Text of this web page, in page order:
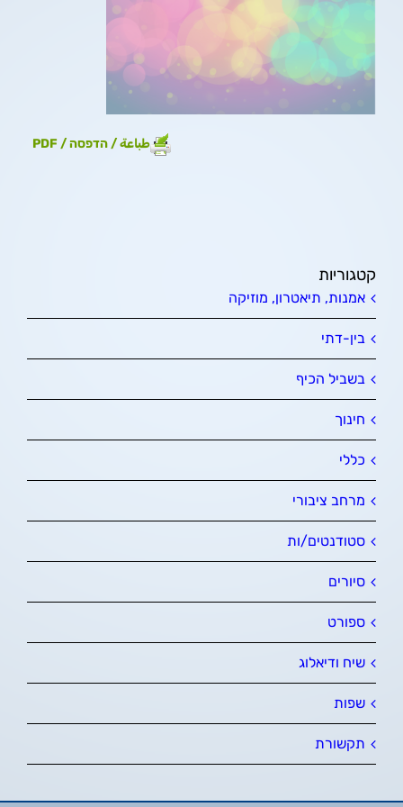
طباعة / הדפסה / PDF
קטגוריות
אמנות, תיאטרון, מוזיקה
בין-דתי
בשביל הכיף
חינוך
כללי
מרחב ציבורי
סטודנטים/ות
סיורים
ספורט
שיח ודיאלוג
שפות
תקשורת